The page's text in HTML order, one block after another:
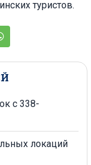
с 338-
локаций
туристов.